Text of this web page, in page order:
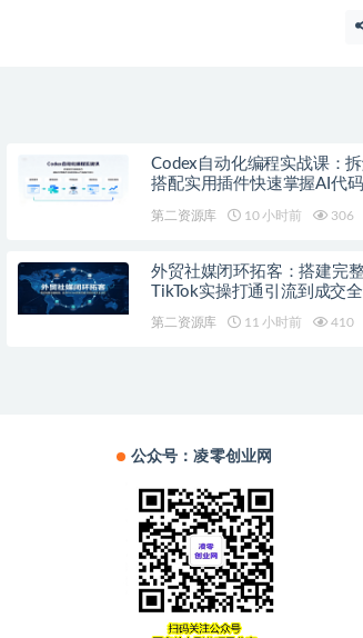
Codex自动化编程实战课：
搭配实用插件快速掌握AI代
第二资源库 10 小时前 306
外贸社媒闭环拓客：搭建完
TikTok实操打通引流到成交
第二资源库 11 小时前 410
公众号：凌零创业网